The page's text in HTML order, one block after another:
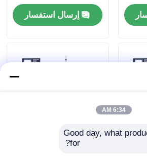
إرسال استفسار
6:34 AM
Good day, what
for?